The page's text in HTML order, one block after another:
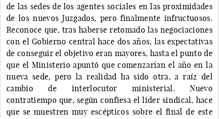
de las sedes de los agentes sociales en las proximidades
de los nuevos Juzgados, pero finalmente infructuosos.
Reconoce que, tras haberse retomado las negociaciones
con el Gobierno central hace dos años, las expectativas
de conseguir el objetivo eran mayores, hasta el punto de
que el Ministerio apuntó que comenzarían el año en la
nueva sede, pero la realidad ha sido otra, a raíz del
cambio de interlocutor ministerial. Nuevo
contratiempo que, según confiesa el líder sindical, hace
que se muestren muy escépticos sobre el final de este